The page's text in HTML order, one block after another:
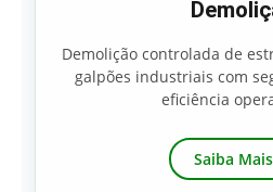
Demolição controlada de
galpões industriais com
eficiência
Saiba